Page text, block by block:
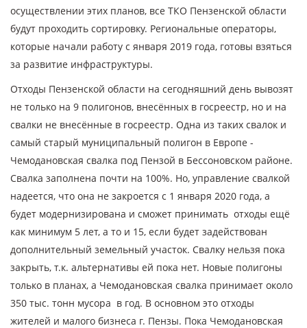
осуществлении этих планов, все ТКО Пензенской области
будут проходить сортировку. Региональные операторы,
которые начали работу с января 2019 года, готовы взяться
за развитие инфраструктуры.
Отходы Пензенской области на сегодняшний день вывозят
не только на 9 полигонов, внесённых в госреестр, но и на
свалки не внесённые в госреестр. Одна из таких свалок и
самый старый муниципальный полигон в Европе -
Чемодановская свалка под Пензой в Бессоновском районе.
Свалка заполнена почти на 100%. Но, управление свалкой
надеется, что она не закроется с 1 января 2020 года, а
будет модернизирована и сможет принимать отходы ещё
как минимум 5 лет, а то и 15, если будет задействован
дополнительный земельный участок. Свалку нельзя пока
закрыть, т.к. альтернативы ей пока нет. Новые полигоны
только в планах, а Чемодановская свалка принимает около
350 тыс. тонн мусора в год. В основном это отходы
жителей и малого бизнеса г. Пензы. Пока Чемодановская